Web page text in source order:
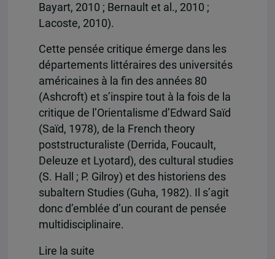
Bayart, 2010 ; Bernault et al., 2010 ;
Lacoste, 2010).
Cette pensée critique émerge dans les
départements littéraires des universités
américaines à la fin des années 80
(Ashcroft) et s’inspire tout à la fois de la
critique de l’Orientalisme d’Edward Saïd
(Saïd, 1978), de la French theory
poststructuraliste (Derrida, Foucault,
Deleuze et Lyotard), des cultural studies
(S. Hall ; P. Gilroy) et des historiens des
subaltern Studies (Guha, 1982). Il s’agit
donc d’emblée d’un courant de pensée
multidisciplinaire.
Lire la suite